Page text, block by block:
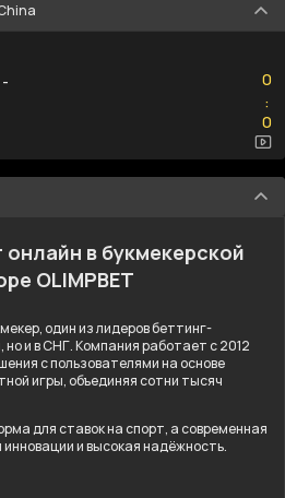
-
0
:0
0
в букмекерской
OLIMPBET
один из лидеров беттинг-
но и в СНГ. Компания работает с 2012
с пользователями на основе
игры, объединяя сотни тысяч
для ставок на спорт, а современная
и высокая надёжность.